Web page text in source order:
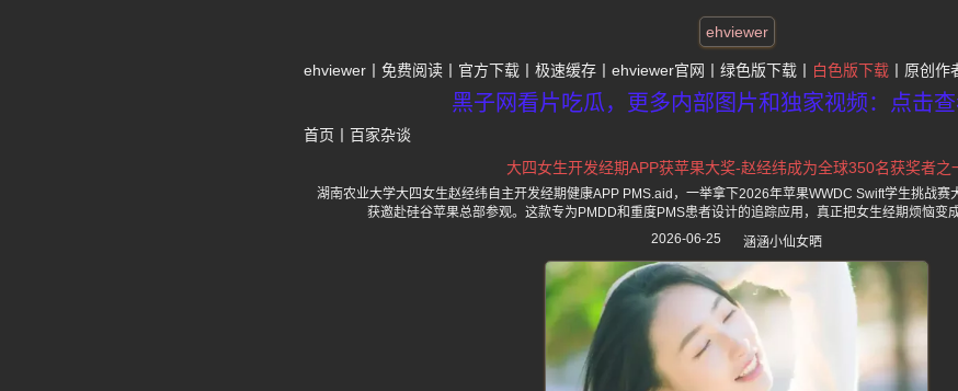
ehviewer
ehviewer 免费阅读 官方下载 极速缓存 ehviewer官网 绿色版下载 白色版下载 原创作
黑子网看片吃瓜，更多内部图片和独家视频：点击
首页 百家杂谈
大四女生开发经期APP获苹果大奖-赵经纬成为全球350名获奖者之
湖南农业大学大四女生赵经纬自主开发经期健康APP PMS.aid，一举拿下2026年苹果WWDC Swift学生挑战赛
获邀赴硅谷苹果总部参观。这款专为PMDD和重度PMS患者设计的追踪应用，真正把女生经期烦恼变
2026-06-25
涵涵小仙女晒